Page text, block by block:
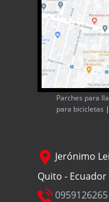
Parches para
para bicicletas |
Jerónimo
Quito - Ecuador
0959126265